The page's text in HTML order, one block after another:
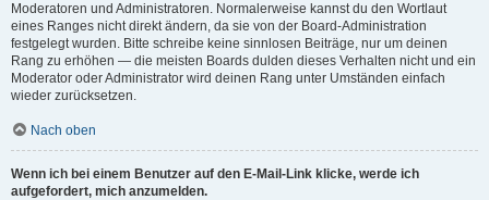
Moderatoren und Administratoren. Normalerweise kannst du den Wortlaut
eines Ranges nicht direkt ändern, da sie von der Board-Administration
festgelegt wurden. Bitte schreibe keine sinnlosen Beiträge, nur um deinen
Rang zu erhöhen — die meisten Boards dulden dieses Verhalten nicht und ein
Moderator oder Administrator wird deinen Rang unter Umständen einfach
wieder zurücksetzen.
Nach oben
Wenn ich bei einem Benutzer auf den E-Mail-Link klicke, werde ich
aufgefordert, mich anzumelden.